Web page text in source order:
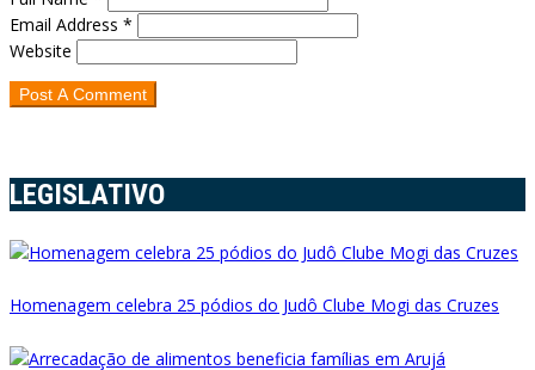
Email Address *
Website
LEGISLATIVO
Homenagem celebra 25 pódios do Judô Clube Mogi das Cruzes